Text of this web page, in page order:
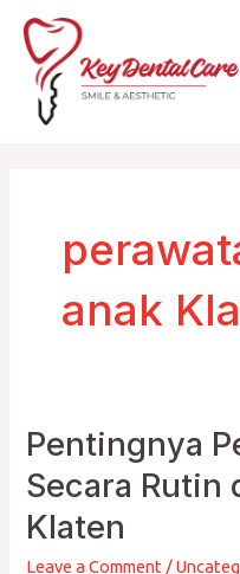
Skip
content
anak
Pentingnya
Secara Rutin
Klaten
Leave a Comment /
Pentingnya
Periksa
Gigi
Anak
Secara